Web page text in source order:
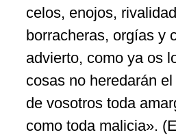
celos, enojos,
borracheras, orgías y
advierto, como ya os
cosas no heredarán
de vosotros toda
como toda malicia».